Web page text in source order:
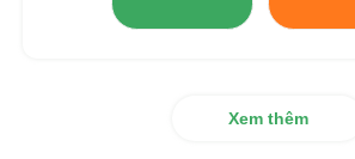
Tham quan nhà máy
Xem thêm